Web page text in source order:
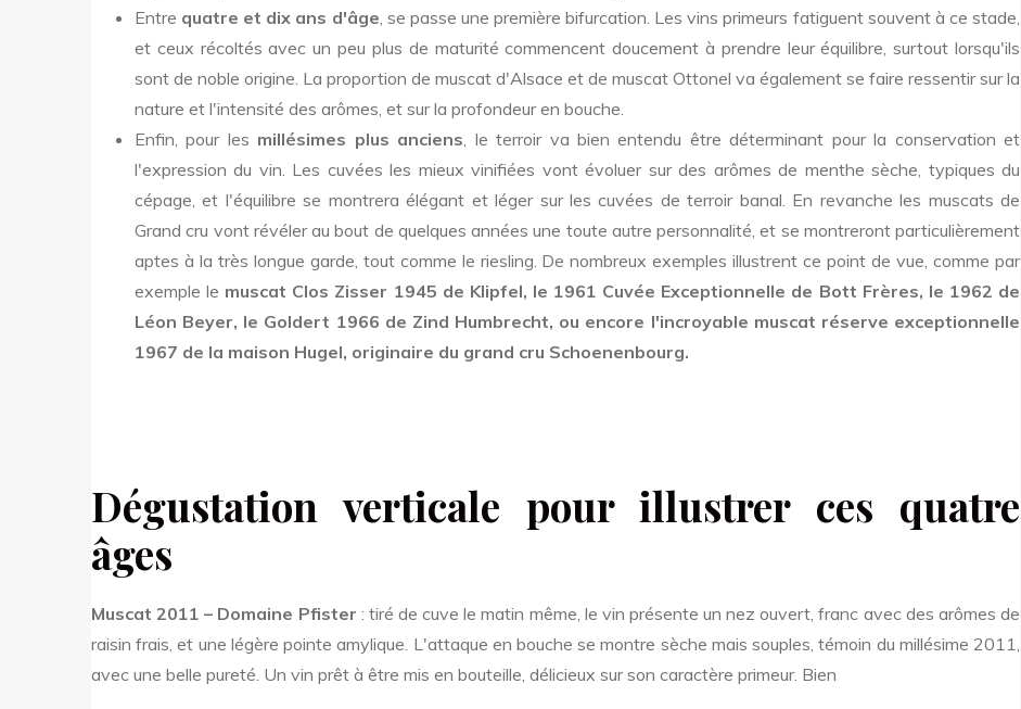
Entre quatre et dix ans d'âge, se passe une première bifurcation. Les vins primeurs fatiguent souvent à ce stade,
et ceux récoltés avec un peu plus de maturité commencent doucement à prendre leur équilibre, surtout lorsqu'ils
sont de noble origine. La proportion de muscat d'Alsace et de muscat Ottonel va également se faire ressentir sur la
nature et l'intensité des arômes, et sur la profondeur en bouche.
Enfin, pour les millésimes plus anciens, le terroir va bien entendu être déterminant pour la conservation et
l'expression du vin. Les cuvées les mieux vinifiées vont évoluer sur des arômes de menthe sèche, typiques du
cépage, et l'équilibre se montrera élégant et léger sur les cuvées de terroir banal. En revanche les muscats de
Grand cru vont révéler au bout de quelques années une toute autre personnalité, et se montreront particulièrement
aptes à la très longue garde, tout comme le riesling. De nombreux exemples illustrent ce point de vue, comme par
exemple le muscat Clos Zisser 1945 de Klipfel, le 1961 Cuvée Exceptionnelle de Bott Frères, le 1962 de
Léon Beyer, le Goldert 1966 de Zind Humbrecht, ou encore l'incroyable muscat réserve exceptionnelle
1967 de la maison Hugel, originaire du grand cru Schoenenbourg.
Dégustation verticale pour illustrer ces quatre
âges
Muscat 2011 – Domaine Pfister : tiré de cuve le matin même, le vin présente un nez ouvert, franc avec des arômes de
raisin frais, et une légère pointe amylique. L'attaque en bouche se montre sèche mais souples, témoin du millésime 2011,
avec une belle pureté. Un vin prêt à être mis en bouteille, délicieux sur son caractère primeur. Bien